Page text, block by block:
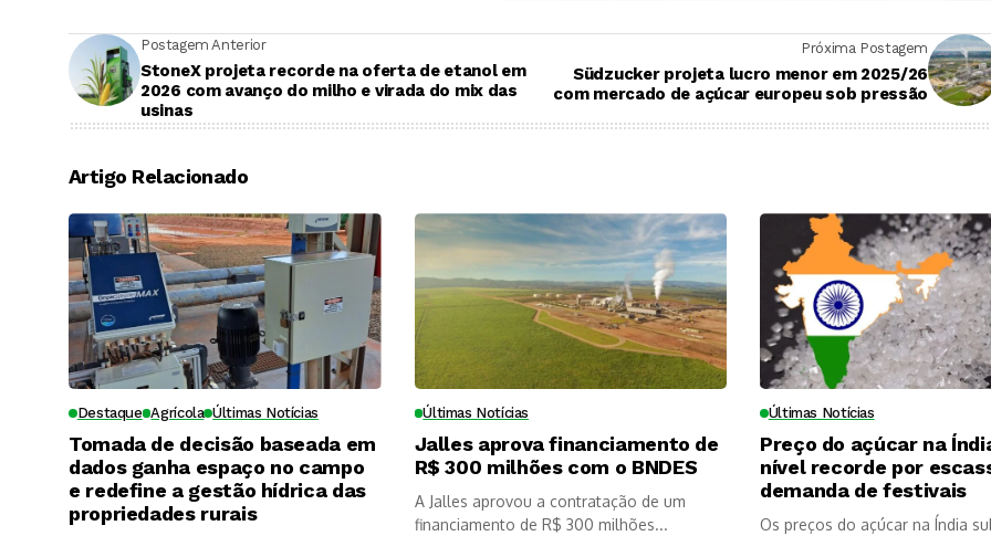
Postagem Anterior
StoneX projeta recorde na oferta de etanol em
2026 com avanço do milho e virada do mix das
usinas
Próxima Postagem
Südzucker projeta lucro menor em 2025/26
com mercado de açúcar europeu sob pressão
Artigo Relacionado
Destaque Agrícola Últimas Notícias
Tomada de decisão baseada em
dados ganha espaço no campo
e redefine a gestão hídrica das
propriedades rurais
Últimas Notícias
Jalles aprova financiamento de
R$ 300 milhões com o BNDES
A Jalles aprovou a contratação de um
financiamento de R$ 300 milhões...
Últimas Notícias
Preço do açúcar na
nível recorde por
demanda de festivais
Os preços do açúcar na Índia